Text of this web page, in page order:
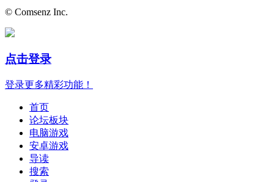
© Comsenz Inc.
点击登录
登录更多精彩功能！
首页
论坛板块
电脑游戏
安卓游戏
导读
搜索